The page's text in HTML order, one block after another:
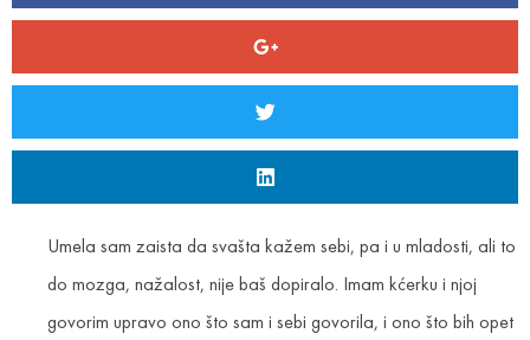
Umela sam zaista da svašta kažem sebi, pa i u mladosti, ali to
do mozga, nažalost, nije baš dopiralo. Imam kćerku i njoj
govorim upravo ono što sam i sebi govorila, i ono što bih opet